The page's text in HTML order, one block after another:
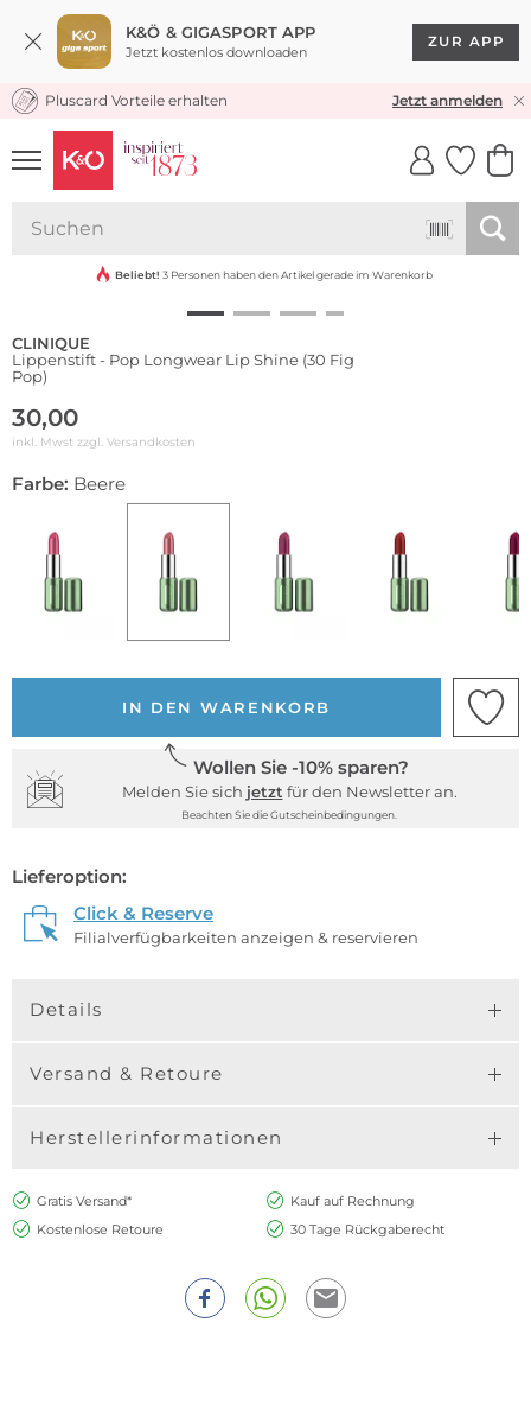
K&Ö & GIGASPORT APP
Jetzt kostenlos downloaden
ZUR APP
KOSTENLOSER VERSAND* & RÜCKVERSAND
Pluscard Vorteile erhalten Jetzt anmelden
UNSERE APP
CLICK &
Beliebt! 3 Personen haben den Artikel gerade im Warenkorb
CLINIQUE
Lippenstift - Pop Longwear Lip Shine (30 Fig
Pop)
30,00
inkl. Mwst zzgl. Versandkosten
Farbe: Beere
IN DEN WARENKORB
Wollen Sie -10% sparen?
Melden Sie sich jetzt für den Newsletter an.
Beachten Sie die Gutscheinbedingungen.
Lieferoption:
Click & Reserve
Filialverfügbarkeiten anzeigen & reservieren
Details
Versand & Retoure
Herstellerinformationen
Gratis Versand*
Kauf auf Rechnung
Kostenlose Retoure
30 Tage Rückgaberecht